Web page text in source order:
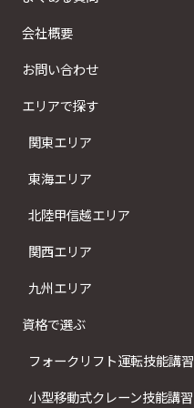
会社概要
お問い合わせ
エリアで探す
関東エリア
東海エリア
北陸甲信越エリア
関西エリア
九州エリア
資格で選ぶ
フォークリフト運転技能講習
小型移動式クレーン技能講習